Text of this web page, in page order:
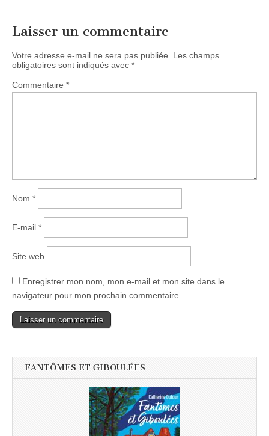
Laisser un commentaire
Votre adresse e-mail ne sera pas publiée.
Les champs
obligatoires sont indiqués avec *
Commentaire *
Nom *
E-mail *
Site web
Enregistrer mon nom, mon e-mail et mon site dans le
navigateur pour mon prochain commentaire.
FANTÔMES ET GIBOULÉES